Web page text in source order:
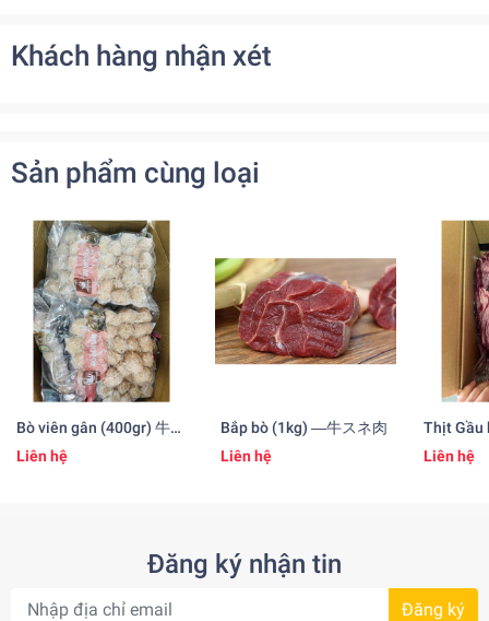
Khách hàng nhận xét
Sản phẩm cùng loại
Bò viên gân (400gr) 牛す
じ玉
Liên hệ
Bắp bò (1kg) ―牛スネ肉
Liên hệ
Thịt Gầu
Liên hệ
Đăng ký nhận tin
Đăng ký